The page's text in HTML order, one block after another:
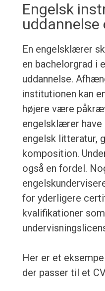
Engelsk
uddannelse
En engelsklærer
en bachelorgrad i
uddannelse.
institutionen kan
højere være
engelsklærer
engelsk litteratur,
komposition.
også en fordel.
for yderligere
kvalifikationer
Her er et
der passer til et